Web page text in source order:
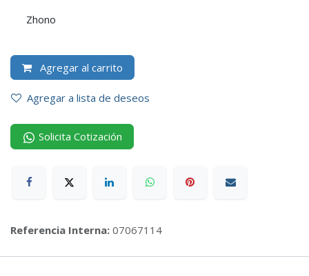
Zhono
Agregar al carrito
Agregar a lista de deseos
Solicita Cotización
Referencia Interna: 07067114